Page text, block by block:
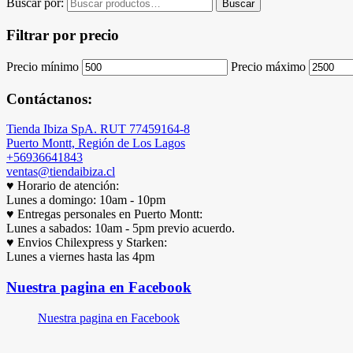
Buscar por: Buscar
Filtrar por precio
Precio mínimo Precio máximo
Contáctanos:
Tienda Ibiza SpA. RUT 77459164-8
Puerto Montt, Región de Los Lagos
+56936641843
ventas@tiendaibiza.cl
♥ Horario de atención:
Lunes a domingo: 10am - 10pm
♥ Entregas personales en Puerto Montt:
Lunes a sabados: 10am - 5pm previo acuerdo.
♥ Envios Chilexpress y Starken:
Lunes a viernes hasta las 4pm
Nuestra pagina en Facebook
Nuestra pagina en Facebook